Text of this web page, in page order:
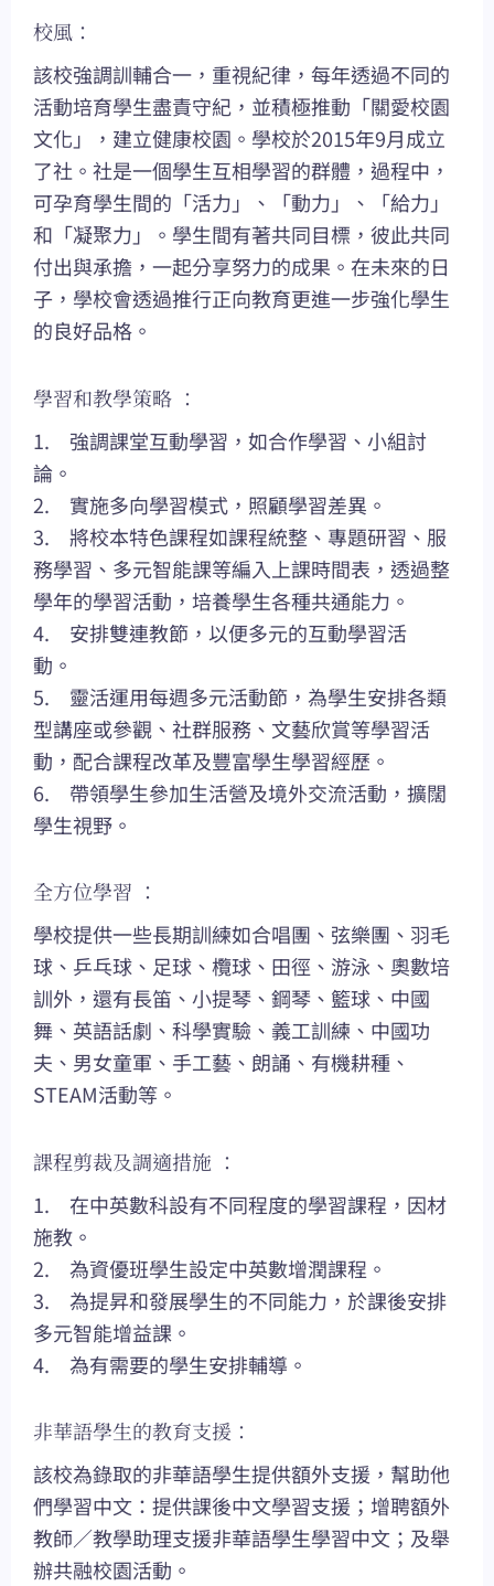
校風：
該校強調訓輔合一，重視紀律，每年透過不同的
活動培育學生盡責守紀，並積極推動「關愛校園
文化」，建立健康校園。學校於2015年9月成立
了社。社是一個學生互相學習的群體，過程中，
可孕育學生間的「活力」、「動力」、「給力」
和「凝聚力」。學生間有著共同目標，彼此共同
付出與承擔，一起分享努力的成果。在未來的日
子，學校會透過推行正向教育更進一步強化學生
的良好品格。
學習和教學策略 ：
1. 強調課堂互動學習，如合作學習、小組討
論。
2. 實施多向學習模式，照顧學習差異。
3. 將校本特色課程如課程統整、專題研習、服
務學習、多元智能課等編入上課時間表，透過整
學年的學習活動，培養學生各種共通能力。
4. 安排雙連教節，以便多元的互動學習活
動。
5. 靈活運用每週多元活動節，為學生安排各類
型講座或參觀、社群服務、文藝欣賞等學習活
動，配合課程改革及豐富學生學習經歷。
6. 帶領學生參加生活營及境外交流活動，擴闊
學生視野。
全方位學習 ：
學校提供一些長期訓練如合唱團、弦樂團、羽毛
球、乒乓球、足球、欖球、田徑、游泳、奧數培
訓外，還有長笛、小提琴、鋼琴、籃球、中國
舞、英語話劇、科學實驗、義工訓練、中國功
夫、男女童軍、手工藝、朗誦、有機耕種、
STEAM活動等。
課程剪裁及調適措施 ：
1. 在中英數科設有不同程度的學習課程，因材
施教。
2. 為資優班學生設定中英數增潤課程。
3. 為提昇和發展學生的不同能力，於課後安排
多元智能增益課。
4. 為有需要的學生安排輔導。
非華語學生的教育支援：
該校為錄取的非華語學生提供額外支援，幫助他
們學習中文：提供課後中文學習支援；增聘額外
教師／教學助理支援非華語學生學習中文；及舉
辦共融校園活動。